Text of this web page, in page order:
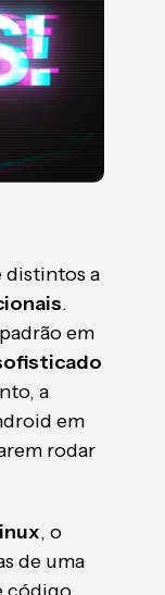
a
.
em
a
em
rodar
, o
de uma